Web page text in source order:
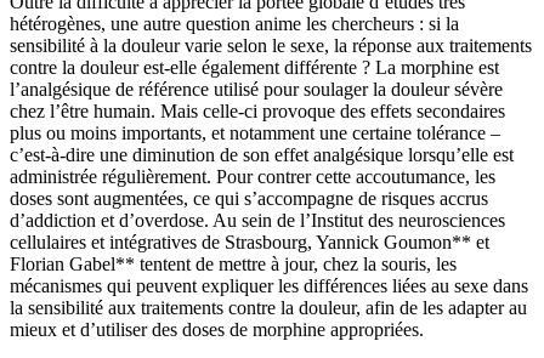
hétérogènes, une autre question anime les chercheurs : si la
sensibilité à la douleur varie selon le sexe, la réponse aux traitements
contre la douleur est-elle également différente ? La morphine est
l’analgésique de référence utilisé pour soulager la douleur sévère
chez l’être humain. Mais celle-ci provoque des effets secondaires
plus ou moins importants, et notamment une certaine tolérance –
c’est-à-dire une diminution de son effet analgésique lorsqu’elle est
administrée régulièrement. Pour contrer cette accoutumance, les
doses sont augmentées, ce qui s’accompagne de risques accrus
d’addiction et d’overdose. Au sein de l’Institut des neurosciences
cellulaires et intégratives de Strasbourg, Yannick Goumon** et
Florian Gabel** tentent de mettre à jour, chez la souris, les
mécanismes qui peuvent expliquer les différences liées au sexe dans
la sensibilité aux traitements contre la douleur, afin de les adapter au
mieux et d’utiliser des doses de morphine appropriées.